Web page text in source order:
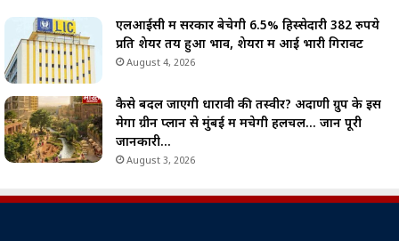
एलआईसी में सरकार बेचेगी 6.5% हिस्सेदारी 382 रुपये
प्रति शेयर तय हुआ भाव, शेयरों में आई भारी गिरावट
August 4, 2026
कैसे बदल जाएगी धारावी की तस्वीर? अदाणी ग्रुप के इस
मेगा ग्रीन प्लान से मुंबई में मचेगी हलचल… जानें पूरी
जानकारी…
August 3, 2026